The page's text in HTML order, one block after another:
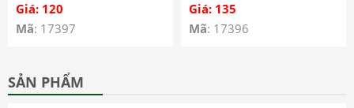
Giá: 120
Mã: 17397
Giá: 135
Mã: 17396
SẢN PHẨM